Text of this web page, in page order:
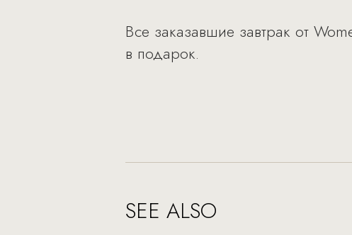
Все заказавшие завтрак от
в подарок.
SEE ALSO